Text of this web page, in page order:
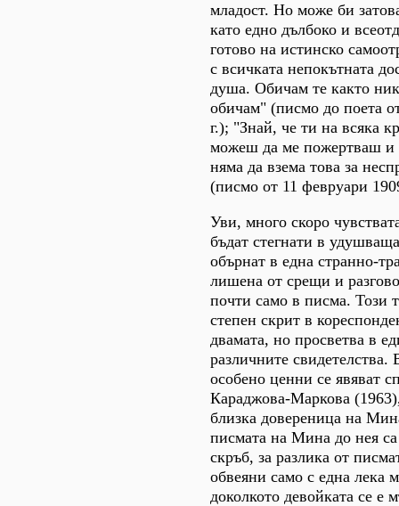
младост. Но може би
като едно дълбоко и
готово на истинско
с всичката непокътната
душа. Обичам те както
обичам" (писмо до поета
г.); "Знай, че ти на всяка
можеш да ме пожертваш и
няма да взема това за
(писмо от 11 февруари
Уви, много скоро
бъдат стегнати в
обърнат в една странно-
лишена от срещи и
почти само в писма. Този
степен скрит в
двамата, но просветва в
различните
особено ценни се явяват
Караджова-Маркова
близка довереница на
писмата на Мина до нея
скръб, за разлика от
обвеяни само с една лека
доколкото девойката се е